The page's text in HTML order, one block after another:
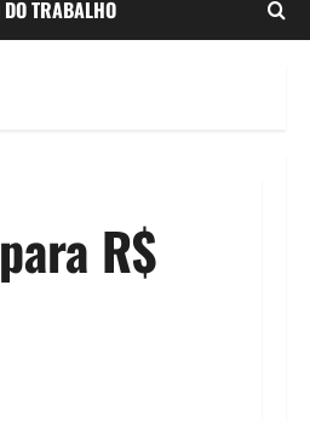
DO TRABALHO
R$